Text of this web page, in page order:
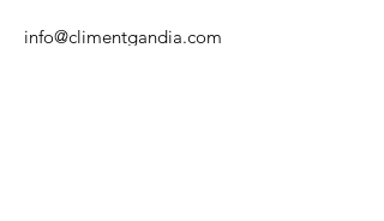
info@climentgandia.com